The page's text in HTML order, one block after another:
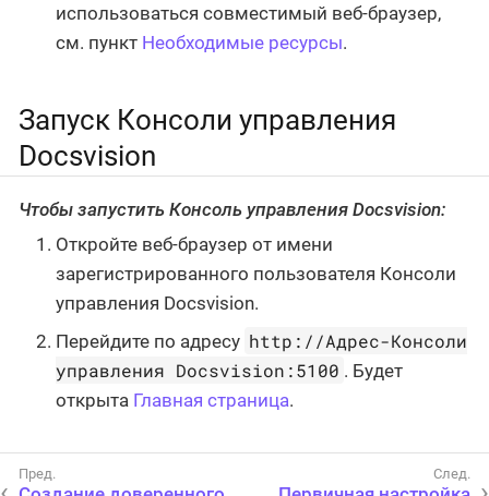
использоваться совместимый веб-браузер,
см. пункт Необходимые ресурсы.
Запуск Консоли управления
Docsvision
Чтобы запустить Консоль управления Docsvision:
Откройте веб-браузер от имени
зарегистрированного пользователя Консоли
управления Docsvision.
Перейдите по адресу http://Адрес-Консоли
управления Docsvision:5100 . Будет
открыта Главная страница.